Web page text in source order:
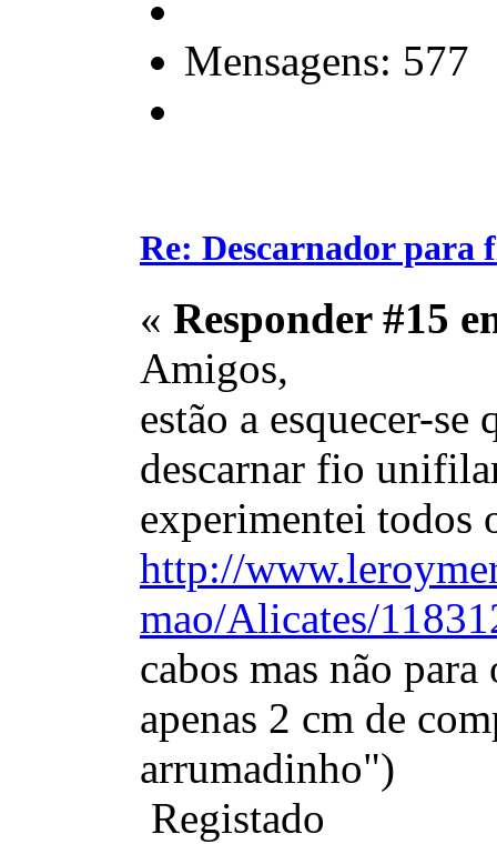
Mensagens: 577
Re: Descarnador para
« Responder #15
Amigos,
estão a esquecer-
descarnar fio
experimentei todos
http://
mao/Alicates/
cabos mas não
apenas 2 cm de
arrumadinho")
Registado